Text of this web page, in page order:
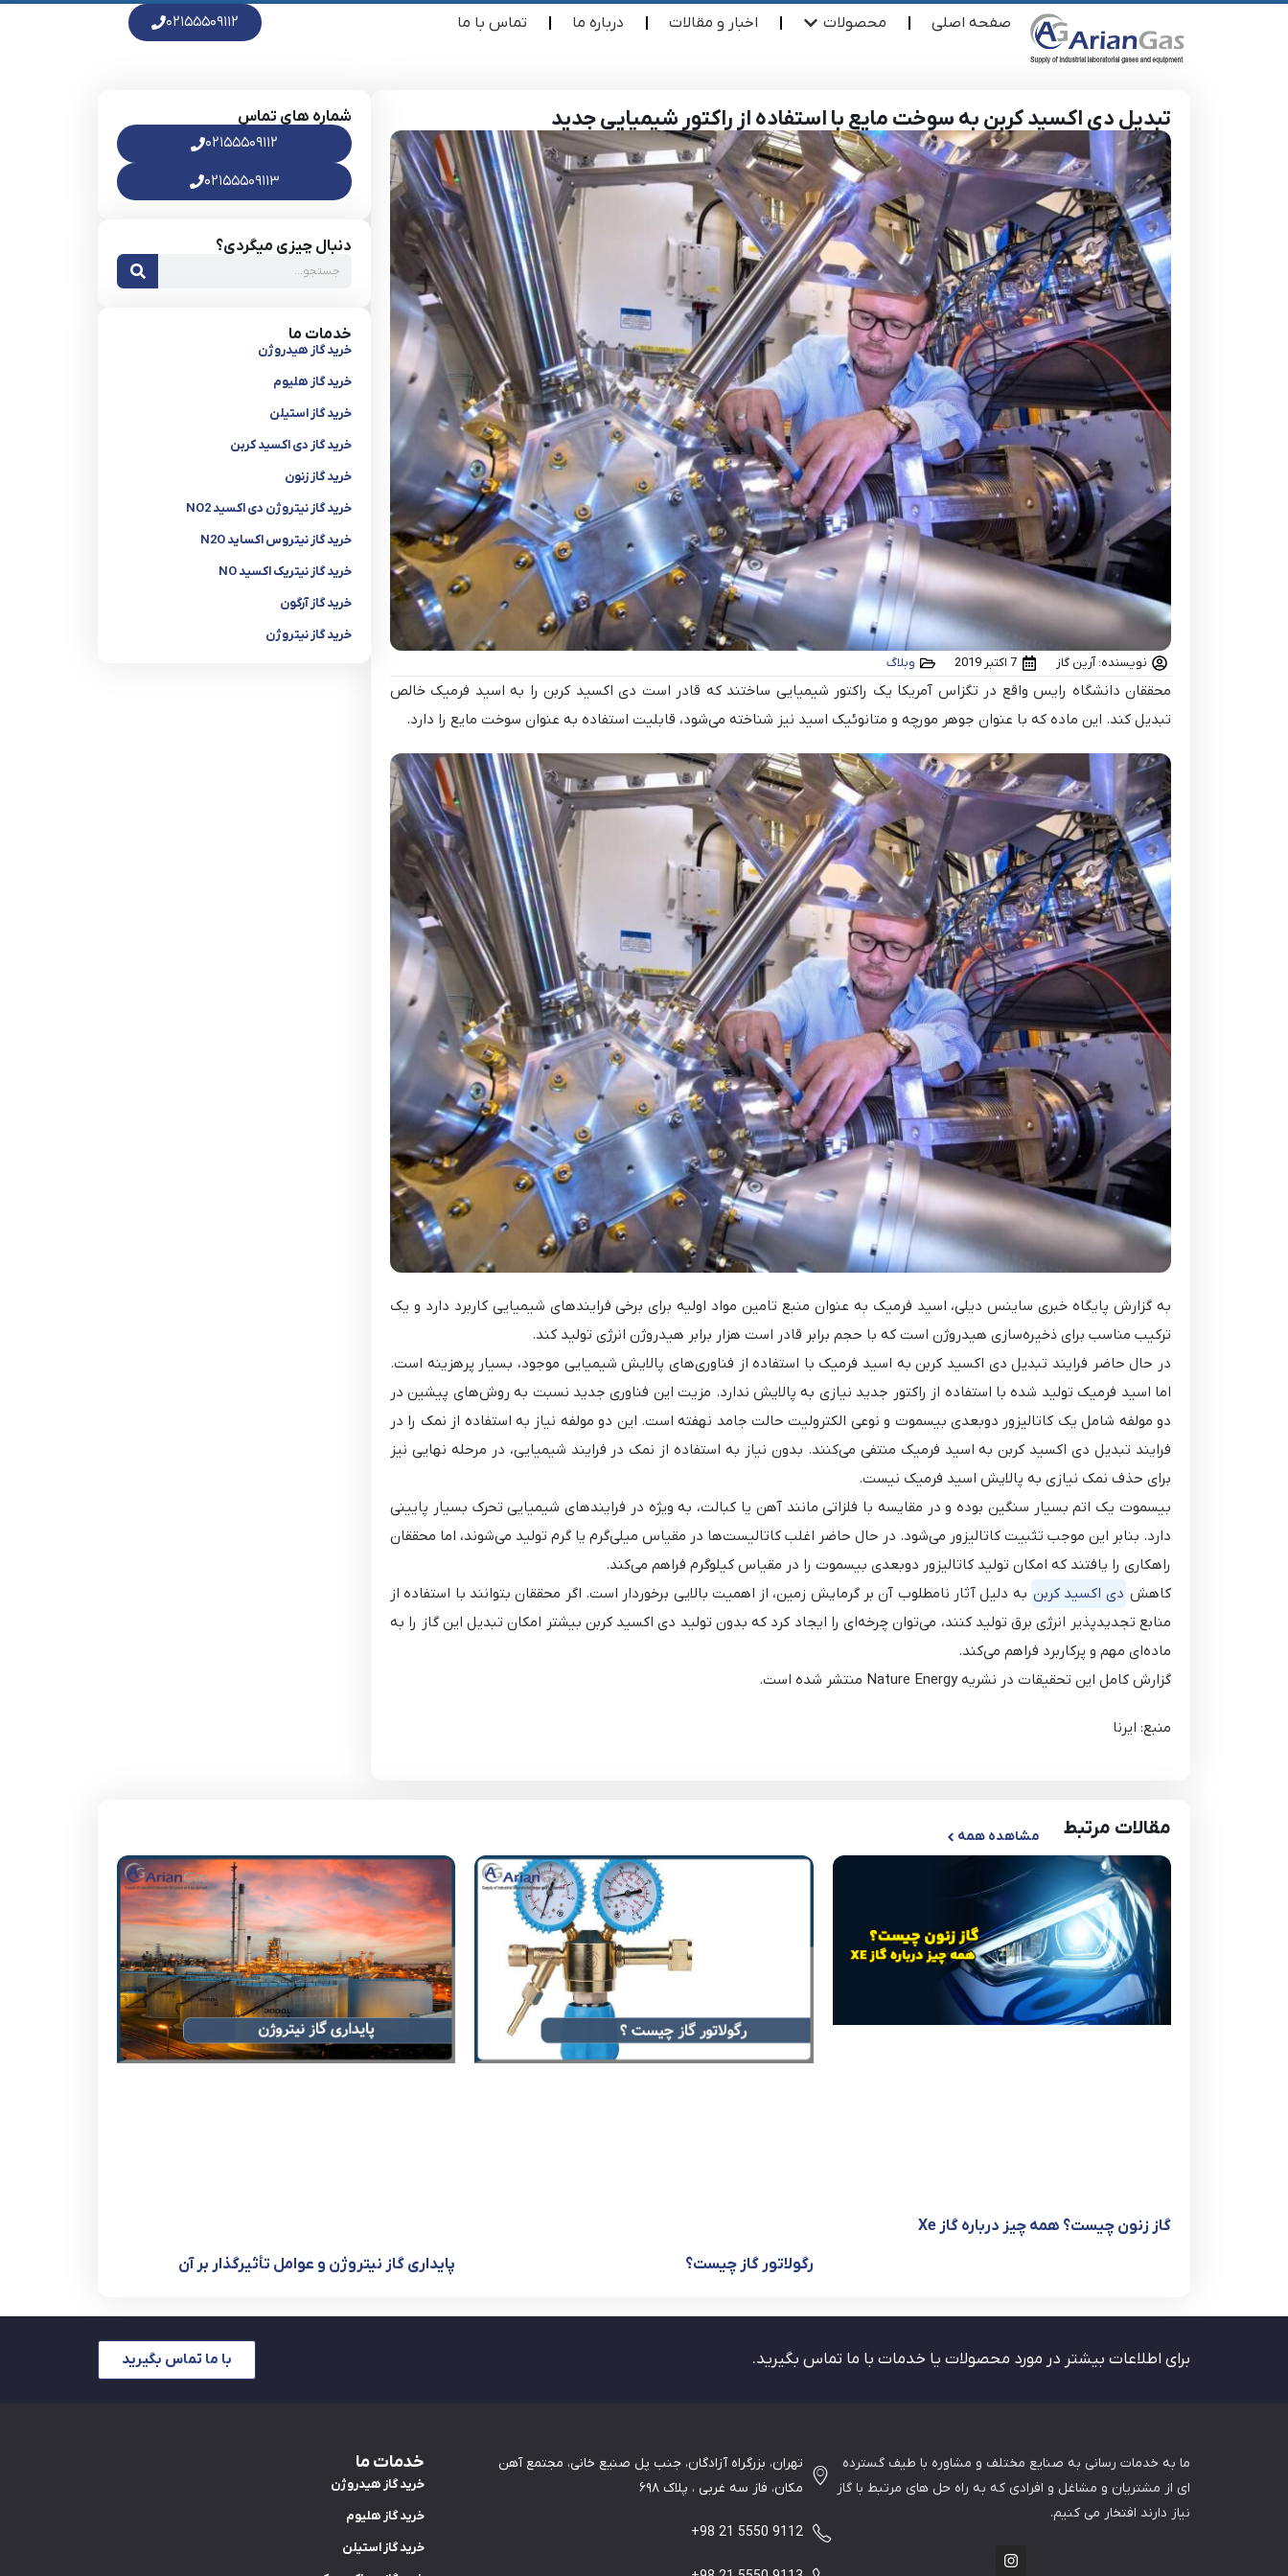
صفحه اصلی محصولات اخبار و مقالات درباره ما تماس با ما ۰۲۱۵۵۵۰۹۱۱۲
تبدیل دی اکسید کربن به سوخت مایع با استفاده از راکتور شیمیایی جدید
نویسنده: آرین گاز 7 اکتبر 2019 وبلاگ
محققان دانشگاه رایس واقع در تگزاس آمریکا یک راکتور شیمیایی ساختند که قادر است دی اکسید کربن را به اسید فرمیک خالص
تبدیل کند. این ماده که با عنوان جوهر مورچه و متانوئیک اسید نیز شناخته می‌شود، قابلیت استفاده به عنوان سوخت مایع را دارد.
به گزارش پایگاه خبری ساینس دیلی، اسید فرمیک به عنوان منبع تامین مواد اولیه برای برخی فرایندهای شیمیایی کاربرد دارد و یک
ترکیب مناسب برای ذخیره‌سازی هیدروژن است که با حجم برابر قادر است هزار برابر هیدروژن انرژی تولید کند.
در حال حاضر فرایند تبدیل دی اکسید کربن به اسید فرمیک با استفاده از فناوری‌های پالایش شیمیایی موجود، بسیار پرهزینه است.
اما اسید فرمیک تولید شده با استفاده از راکتور جدید نیازی به پالایش ندارد. مزیت این فناوری جدید نسبت به روش‌های پیشین در
دو مولفه شامل یک کاتالیزور دوبعدی بیسموت و نوعی الکترولیت حالت جامد نهفته است. این دو مولفه نیاز به استفاده از نمک را در
فرایند تبدیل دی اکسید کربن به اسید فرمیک منتفی می‌کنند. بدون نیاز به استفاده از نمک در فرایند شیمیایی، در مرحله نهایی نیز
برای حذف نمک نیازی به پالایش اسید فرمیک نیست.
بیسموت یک اتم بسیار سنگین بوده و در مقایسه با فلزاتی مانند آهن یا کبالت، به ویژه در فرایندهای شیمیایی تحرک بسیار پایینی
دارد. بنابر این موجب تثبیت کاتالیزور می‌شود. در حال حاضر اغلب کاتالیست‌ها در مقیاس میلی‌گرم یا گرم تولید می‌شوند، اما محققان
راهکاری را یافتند که امکان تولید کاتالیزور دوبعدی بیسموت را در مقیاس کیلوگرم فراهم می‌کند.
کاهش دی اکسید کربن به دلیل آثار نامطلوب آن بر گرمایش زمین، از اهمیت بالایی برخوردار است. اگر محققان بتوانند با استفاده از
منابع تجدیدپذیر انرژی برق تولید کنند، می‌توان چرخه‌ای را ایجاد کرد که بدون تولید دی اکسید کربن بیشتر امکان تبدیل این گاز را به
ماده‌ای مهم و پرکاربرد فراهم می‌کند.
گزارش کامل این تحقیقات در نشریه Nature Energy منتشر شده است.
منبع: ایرنا
شماره های تماس
۰۲۱۵۵۵۰۹۱۱۲
۰۲۱۵۵۵۰۹۱۱۳
دنبال چیزی میگردی؟
خدمات ما
خرید گاز هیدروژن
خرید گاز هلیوم
خرید گاز استیلن
خرید گاز دی اکسید کربن
خرید گاز زنون
خرید گاز نیتروژن دی اکسید NO2
خرید گاز نیتروس اکساید N2O
خرید گاز نیتریک اکسید NO
خرید گاز آرگون
خرید گاز نیتروژن
مقالات مرتبط مشاهده همه
گاز زنون چیست؟ همه چیز درباره گاز Xe
رگولاتور گاز چیست؟ پایداری گاز نیتروژن و عوامل تأثیرگذار بر آن
برای اطلاعات بیشتر در مورد محصولات یا خدمات با ما تماس بگیرید. با ما تماس بگیرید
ما به خدمات رسانی به صنایع مختلف و مشاوره با طیف گسترده
ای از مشتریان و مشاغل و افرادی که به راه حل های مرتبط با گاز
نیاز دارند افتخار می کنیم.
تهران، بزرگراه آزادگان، جنب پل صنیع خانی، مجتمع آهن
مکان، فاز سه غربی ، پلاک ۶۹۸
+98 21 5550 9112
خدمات ما
خرید گاز هیدروژن
خرید گاز هلیوم
خرید گاز استیلن